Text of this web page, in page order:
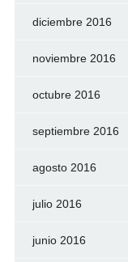
diciembre 2016
noviembre 2016
octubre 2016
septiembre 2016
agosto 2016
julio 2016
junio 2016